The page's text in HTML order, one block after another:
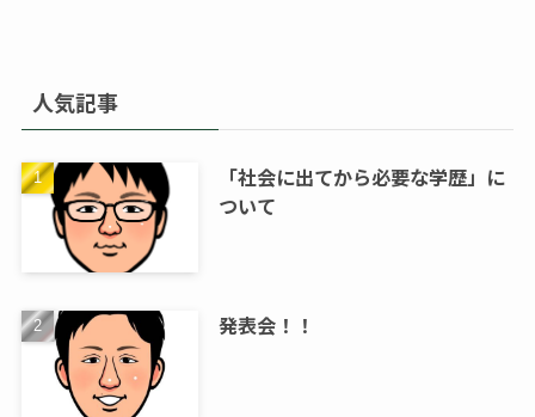
人気記事
「社会に出てから必要な学歴」に
ついて
発表会！！